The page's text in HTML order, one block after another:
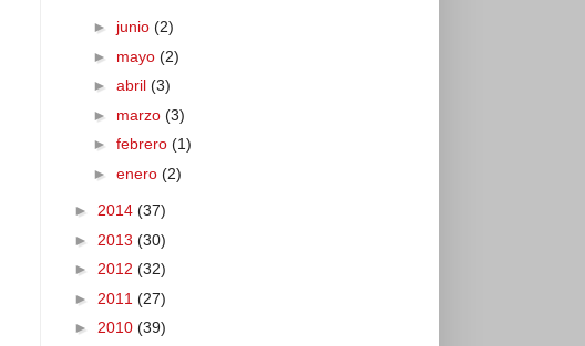
► junio (2)
► mayo (2)
► abril (3)
► marzo (3)
► febrero (1)
► enero (2)
► 2014 (37)
► 2013 (30)
► 2012 (32)
► 2011 (27)
► 2010 (39)